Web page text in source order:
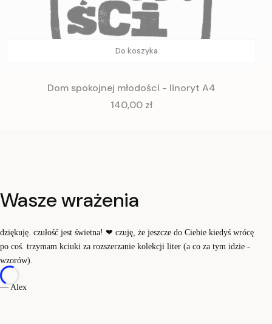
Do koszyka
Dom spokojnej młodości - linoryt A4
Cena
140,00 zł
Wasze wrażenia
dziękuję. czułość jest świetna! ❤ czuję, że jeszcze do Ciebie kiedyś wrócę
po coś. trzymam kciuki za rozszerzanie kolekcji liter (a co za tym idzie -
wzorów).
— Alex